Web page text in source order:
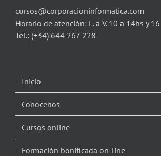
cursos@corporacioninformatica.com
Horario de atención: L. a V. 10 a 14hs y
Tel.: (+34) 644 267 228
Inicio
Conócenos
Cursos online
Formación bonificada on-line